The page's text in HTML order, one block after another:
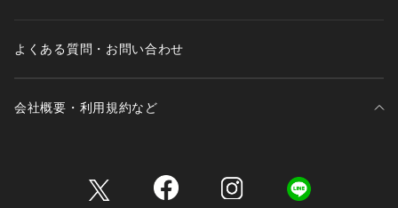
よくある質問・お問い合わせ
会社概要・利用規約など